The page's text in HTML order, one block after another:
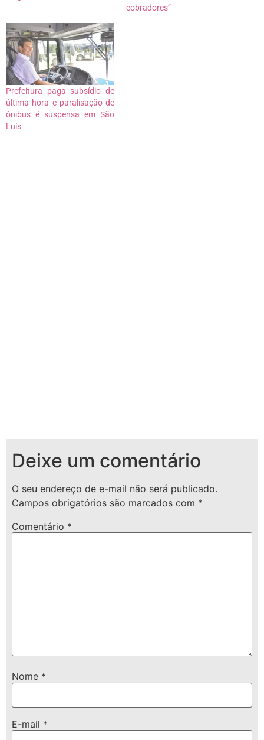
cobradores”
Prefeitura paga subsídio de
última hora e paralisação de
ônibus é suspensa em São
Luís
Deixe um comentário
O seu endereço de e-mail não será publicado.
Campos obrigatórios são marcados com *
Comentário *
Nome *
E-mail *